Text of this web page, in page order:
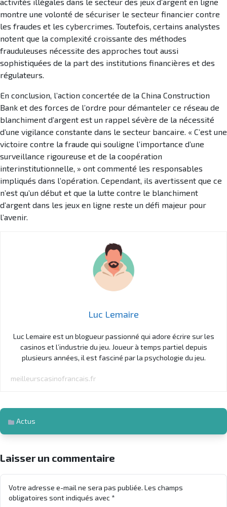
montre une volonté de sécuriser le secteur financier contre
les fraudes et les cybercrimes. Toutefois, certains analystes
notent que la complexité croissante des méthodes
frauduleuses nécessite des approches tout aussi
sophistiquées de la part des institutions financières et des
régulateurs.
En conclusion, l’action concertée de la China Construction
Bank et des forces de l’ordre pour démanteler ce réseau de
blanchiment d’argent est un rappel sévère de la nécessité
d’une vigilance constante dans le secteur bancaire. « C’est une
victoire contre la fraude qui souligne l’importance d’une
surveillance rigoureuse et de la coopération
interinstitutionnelle, » ont commenté les responsables
impliqués dans l’opération. Cependant, ils avertissent que ce
n’est qu’un début et que la lutte contre le blanchiment
d’argent dans les jeux en ligne reste un défi majeur pour
l’avenir.
Luc Lemaire
Luc Lemaire est un blogueur passionné qui adore écrire sur les
casinos et l’industrie du jeu. Joueur à temps partiel depuis
plusieurs années, il est fasciné par la psychologie du jeu.
meilleurscasinofrancais.fr
Actus
Laisser un commentaire
Votre adresse e-mail ne sera pas publiée. Les champs
obligatoires sont indiqués avec*